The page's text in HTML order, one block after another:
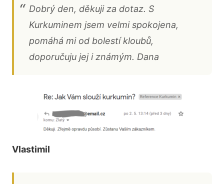
Dobrý den, děkuji za dotaz. S
Kurkuminem jsem velmi spokojena,
pomáhá mi od bolestí kloubů,
doporučuju jej i známým. Dana
Vlastimil